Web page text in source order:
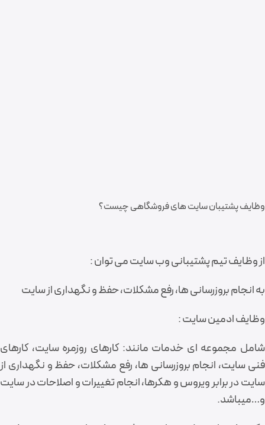
وظایف پشتیبان سایت های فروشگاهی چیست؟
از وظایف تیم پشتیبانی وب سایت می توان :
به انجام بروزرسانی ها، رفع مشکلات، حفظ و نگهداری از سایت
وظایف ادمین سایت :
شامل مجموعه ای خدمات مانند: کارهای روزمره سایت، کارهای
فنی سایت، انجام بروزرسانی ها، رفع مشکلات، حفظ و نگهداری از
سایت در برابر ویروس و هکرها، انجام تغییرات و اصلاحات در سایت
و…میباشد.